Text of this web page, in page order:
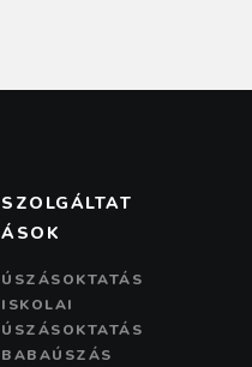
SZOLGÁLTAT
ÁSOK
ÚSZÁSOKTATÁS
ISKOLAI
ÚSZÁSOKTATÁS
BABAÚSZÁS